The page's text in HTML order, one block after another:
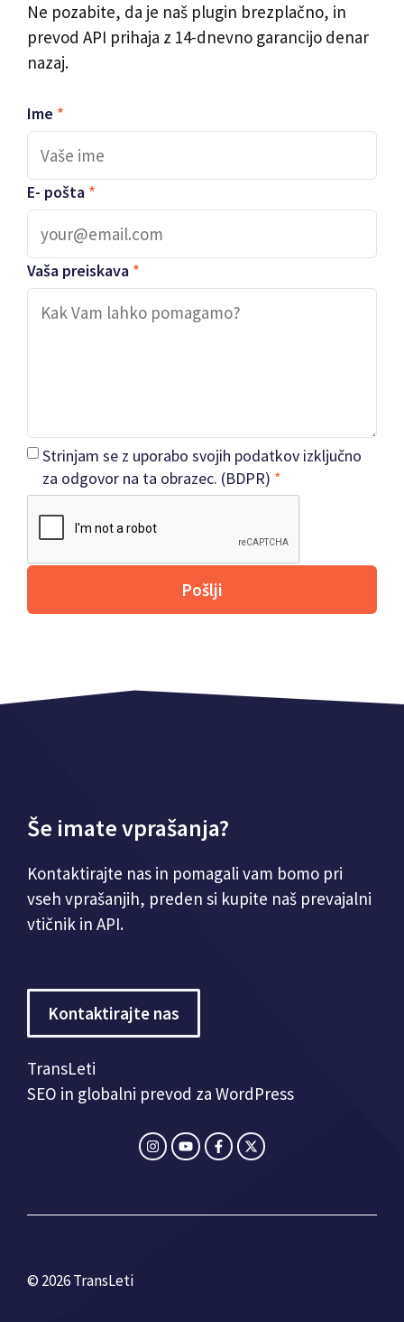
Ne pozabite, da je naš plugin brezplačno, in
prevod API prihaja z 14-dnevno garancijo denar
nazaj.
Ime *
E- pošta *
Vaša preiskava *
Strinjam se z uporabo svojih podatkov izključno
za odgovor na ta obrazec. (BDPR) *
Pošlji
Še imate vprašanja?
Kontaktirajte nas in pomagali vam bomo pri
vseh vprašanjih, preden si kupite naš prevajalni
vtičnik in API.
Kontaktirajte nas
TransLeti
SEO in globalni prevod za WordPress
© 2026 TransLeti